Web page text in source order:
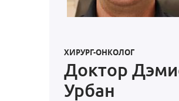
ХИРУРГ-ОНКОЛОГ
Доктор
Урбан